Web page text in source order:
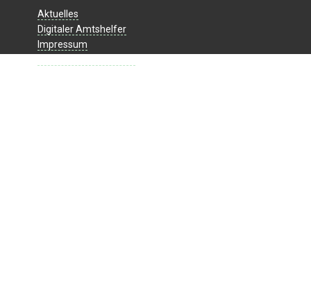
Aktuelles
Digitaler Amtshelfer
Impressum